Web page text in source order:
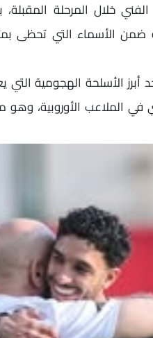
خلال المرحلة
جعله ضمن الأسماء التي
الأسلحة الهجومية التي
الملاعب الأوروبية،